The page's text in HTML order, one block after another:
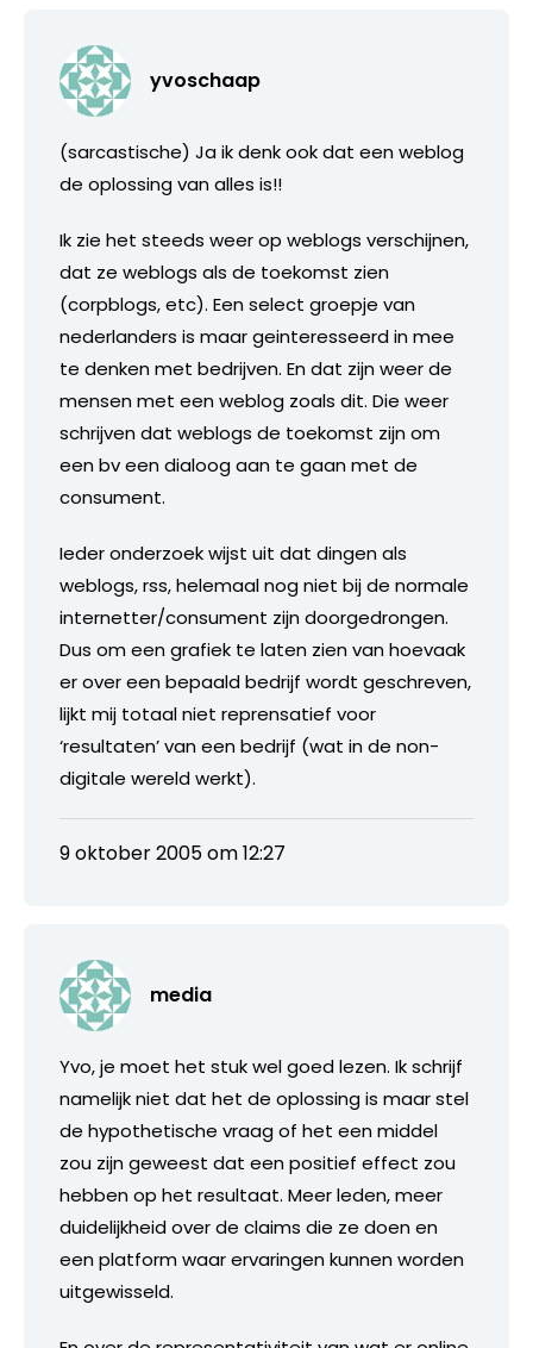
yvoschaap
(sarcastische) Ja ik denk ook dat een weblog
de oplossing van alles is!!
Ik zie het steeds weer op weblogs verschijnen,
dat ze weblogs als de toekomst zien
(corpblogs, etc). Een select groepje van
nederlanders is maar geinteresseerd in mee
te denken met bedrijven. En dat zijn weer de
mensen met een weblog zoals dit. Die weer
schrijven dat weblogs de toekomst zijn om
een bv een dialoog aan te gaan met de
consument.
Ieder onderzoek wijst uit dat dingen als
weblogs, rss, helemaal nog niet bij de normale
internetter/consument zijn doorgedrongen.
Dus om een grafiek te laten zien van hoevaak
er over een bepaald bedrijf wordt geschreven,
lijkt mij totaal niet reprensatief voor
‘resultaten’ van een bedrijf (wat in de non-
digitale wereld werkt).
9 oktober 2005 om 12:27
media
Yvo, je moet het stuk wel goed lezen. Ik schrijf
namelijk niet dat het de oplossing is maar stel
de hypothetische vraag of het een middel
zou zijn geweest dat een positief effect zou
hebben op het resultaat. Meer leden, meer
duidelijkheid over de claims die ze doen en
een platform waar ervaringen kunnen worden
uitgewisseld.